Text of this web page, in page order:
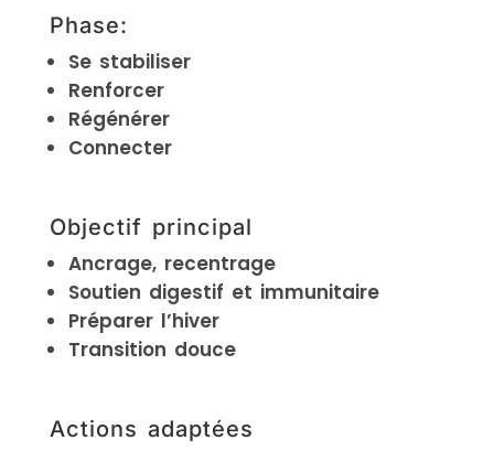
Phase:
Se stabiliser
Renforcer
Régénérer
Connecter
Objectif principal
Ancrage, recentrage
Soutien digestif et immunitaire
Préparer l’hiver
Transition douce
Actions adaptées